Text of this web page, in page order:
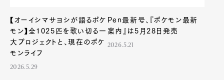
【オーイシマサヨシが語るポケ
モン】全1025匹を歌い切る一
大プロジェクトと、現在のポケ
モンライフ
2026.5.29
Pen最新号、『ポケモン最新
案内』は5月28日発売
2026.5.21